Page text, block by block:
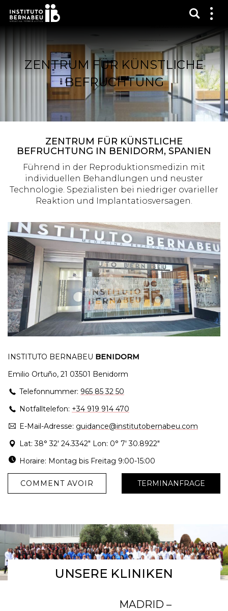
ZENTRUM FÜR KÜNSTLICHE
BEFRUCHTUNG
ZENTRUM FÜR KÜNSTLICHE
BEFRUCHTUNG IN BENIDORM, SPANIEN
Führend in der Reproduktionsmedizin mit
individuellen Behandlungen und neuster
Technologie. Spezialisten bei niedriger ovarieller
Reaktion und Implantatiosversagen.
INSTITUTO BERNABEU BENIDORM
Emilio Ortuño, 21 03501 Benidorm
Telefonnummer: 965 85 32 50
Notfalltelefon: +34 919 914 470
E-Mail-Adresse: guidance@institutobernabeu.com
Lat: 38° 32' 24.3342" Lon: 0° 7' 30.8922"
Horaire: Montag bis Freitag 9:00-15:00
COMMENT AVOIR TERMINANFRAGE
UNSERE KLINIKEN
MADRID –